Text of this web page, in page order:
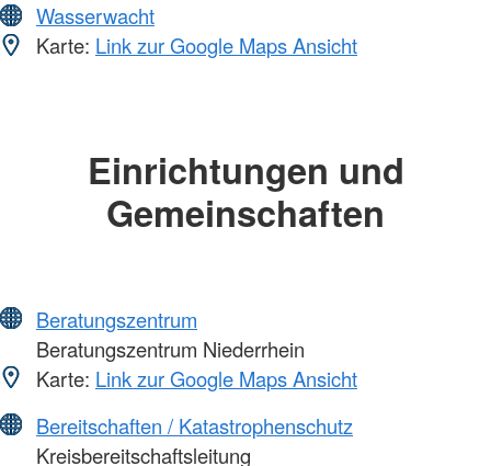
Wasserwacht
Karte: Link zur Google Maps Ansicht
Einrichtungen und
Gemeinschaften
Beratungszentrum
Beratungszentrum Niederrhein
Karte: Link zur Google Maps Ansicht
Bereitschaften / Katastrophenschutz
Kreisbereitschaftsleitung